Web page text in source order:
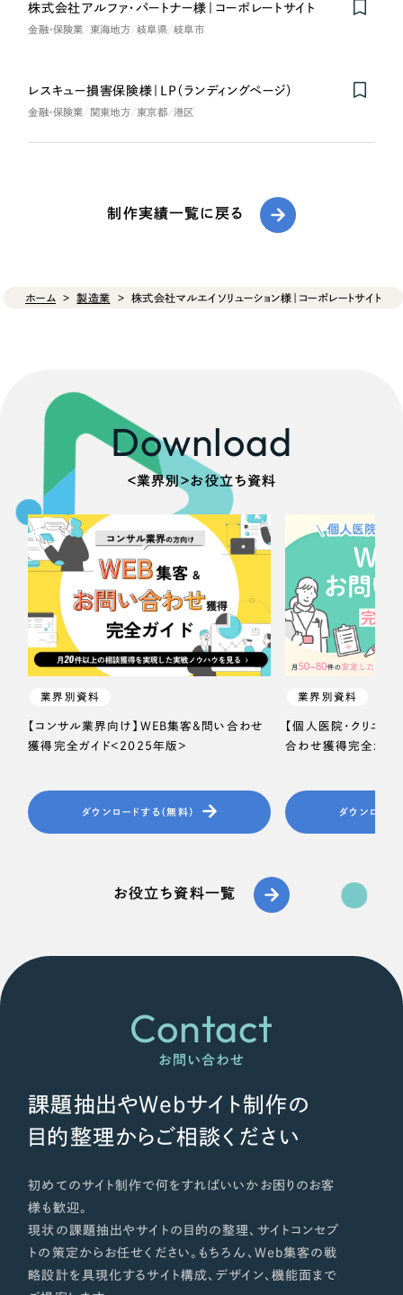
株式会社アルファ・パートナー様｜コーポレートサイト
金融・保険業 東海地方 岐阜県 岐阜市
レスキュー損害保険様｜LP（ランディングページ）
金融・保険業 関東地方 東京都 港区
制作実績一覧に戻る
ホーム 製造業 株式会社マルエイソリューション様｜コーポレートサイト
Download
＜業界別＞お役立ち資料
業界別資料
【コンサル業界向け】WEB集客＆問い合わせ
獲得完全ガイド＜2025年版＞
ダウンロードする（無料）
業界別資料
【個人医院・クリニッ
合わせ獲得完全ガイ
ダウンロード
お役立ち資料一覧
Contact
お問い合わせ
課題抽出やWebサイト制作の
目的整理からご相談ください
初めてのサイト制作で何をすればいいかお困りのお客
様も歓迎。
現状の課題抽出やサイトの目的の整理、サイトコンセプ
トの策定からお任せください。もちろん、Web集客の戦
略設計を具現化するサイト構成、デザイン、機能面まで